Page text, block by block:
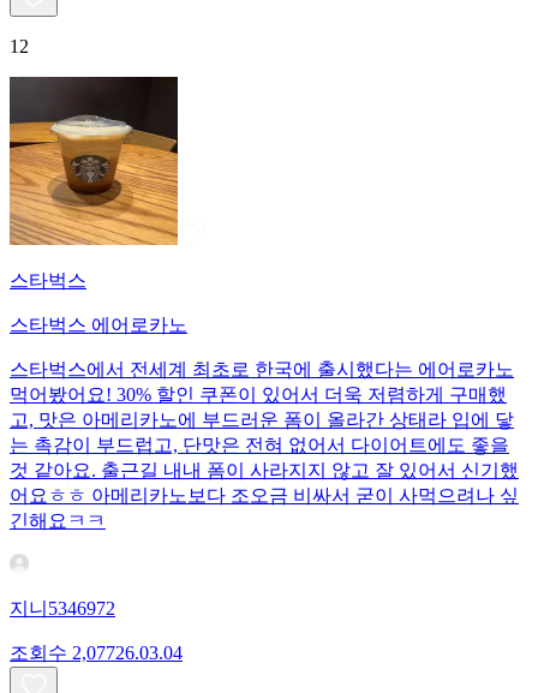
12
스타벅스
스타벅스 에어로카노
스타벅스에서 전세계 최초로 한국에 출시했다는 에어로카노
먹어봤어요! 30% 할인 쿠폰이 있어서 더욱 저렴하게 구매했
고, 맛은 아메리카노에 부드러운 폼이 올라간 상태라 입에 닿
는 촉감이 부드럽고, 단맛은 전혀 없어서 다이어트에도 좋을
것 같아요. 출근길 내내 폼이 사라지지 않고 잘 있어서 신기했
어요ㅎㅎ 아메리카노보다 조오금 비싸서 굳이 사먹으려나 싶
긴해요ㅋㅋ
지니5346972
조회수 2,07726.03.04